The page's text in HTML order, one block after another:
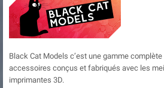
Black Cat Models c’est une gamme
accessoires conçus et fabriqués avec les
imprimantes 3D.